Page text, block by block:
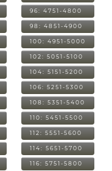
96: 4751-4800
98: 4851-4900
100: 4951-5000
102: 5051-5100
104: 5151-5200
106: 5251-5300
108: 5351-5400
110: 5451-5500
112: 5551-5600
114: 5651-5700
116: 5751-5800